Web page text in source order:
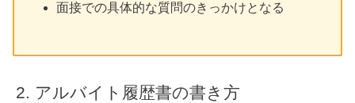
面接での具体的な質問のきっかけとなる
アルバイト履歴書の書き方